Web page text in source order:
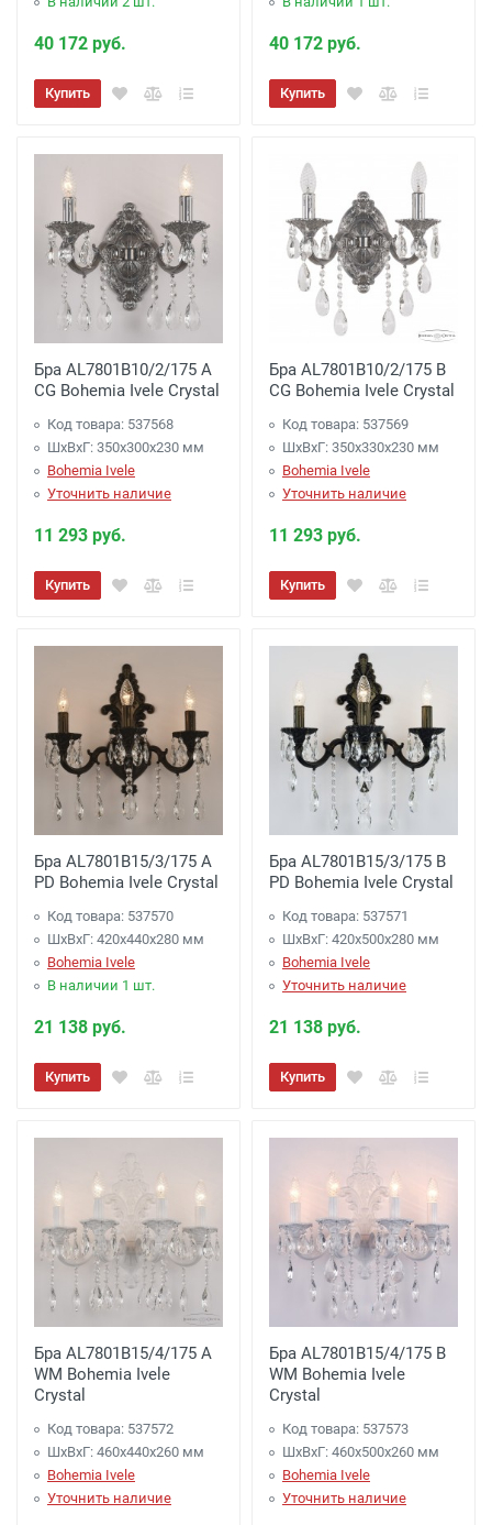
40 172 руб.
Купить
40 172 руб.
Купить
Бра AL7801B10/2/175 A
CG Bohemia Ivele Crystal
Код товара: 537568
ШхВхГ: 350х300x230 мм
Bohemia Ivele
Уточнить наличие
11 293 руб.
Купить
Бра AL7801B10/2/175 B
CG Bohemia Ivele Crystal
Код товара: 537569
ШхВхГ: 350х330x230 мм
Bohemia Ivele
Уточнить наличие
11 293 руб.
Купить
Бра AL7801B15/3/175 A
PD Bohemia Ivele Crystal
Код товара: 537570
ШхВхГ: 420х440x280 мм
Bohemia Ivele
В наличии 1 шт.
21 138 руб.
Купить
Бра AL7801B15/3/175 B
PD Bohemia Ivele Crystal
Код товара: 537571
ШхВхГ: 420х500x280 мм
Bohemia Ivele
Уточнить наличие
21 138 руб.
Купить
Бра AL7801B15/4/175 A
WM Bohemia Ivele
Crystal
Код товара: 537572
ШхВхГ: 460х440x260 мм
Bohemia Ivele
Уточнить наличие
Бра AL7801B15/4/175 B
WM Bohemia Ivele
Crystal
Код товара: 537573
ШхВхГ: 460х500x260 мм
Bohemia Ivele
Уточнить наличие